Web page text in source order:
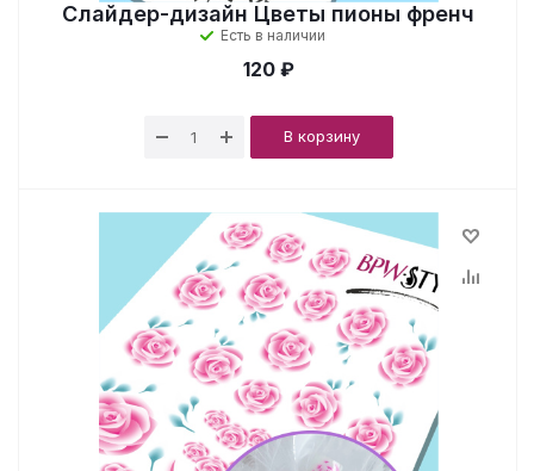
Слайдер-дизайн Цветы пионы френч
Есть в наличии
120 ₽
В корзину